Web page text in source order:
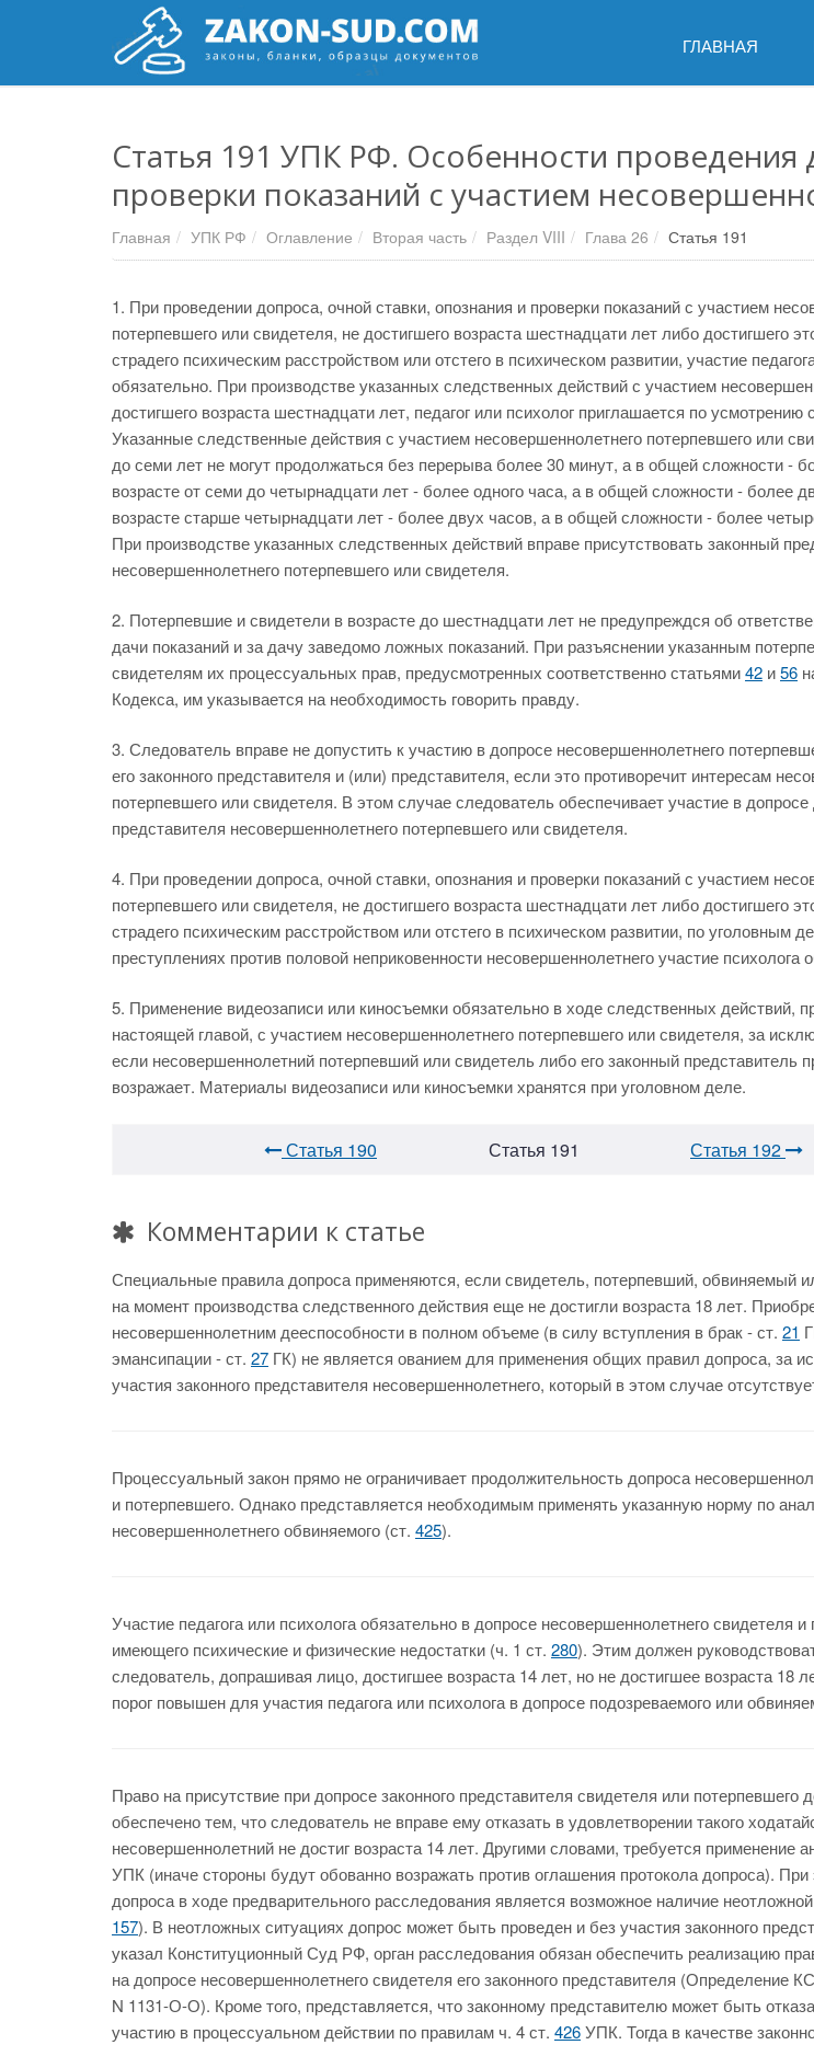
ГЛАВНАЯ
Статья 191 УПК РФ. Особенности проведения
проверки показаний с участием
Главная УПК РФ Оглавление Вторая часть Раздел VIII Глава 26 Статья 191
1. При проведении допроса, очной ставки, опознания и проверки показаний с участием
потерпевшего или свидетеля, не достигшего возраста шестнадцати лет либо достигшего
страдего психическим расстройством или отстего в психическом развитии, участие
обязательно. При производстве указанных следственных действий с участием
достигшего возраста шестнадцати лет, педагог или психолог приглашается по усмотрению
Указанные следственные действия с участием несовершеннолетнего потерпевшего или
до семи лет не могут продолжаться без перерыва более 30 минут, а в общей сложности -
возрасте от семи до четырнадцати лет - более одного часа, а в общей сложности - более
возрасте старше четырнадцати лет - более двух часов, а в общей сложности - более
При производстве указанных следственных действий вправе присутствовать законный
несовершеннолетнего потерпевшего или свидетеля.
2. Потерпевшие и свидетели в возрасте до шестнадцати лет не предупреждся об
дачи показаний и за дачу заведомо ложных показаний. При разъяснении указанным
свидетелям их процессуальных прав, предусмотренных соответственно статьями42 и56
Кодекса, им указывается на необходимость говорить правду.
3. Следователь вправе не допустить к участию в допросе несовершеннолетнего
его законного представителя и (или) представителя, если это противоречит интересам
потерпевшего или свидетеля. В этом случае следователь обеспечивает участие в допросе
представителя несовершеннолетнего потерпевшего или свидетеля.
4. При проведении допроса, очной ставки, опознания и проверки показаний с участием
потерпевшего или свидетеля, не достигшего возраста шестнадцати лет либо достигшего
страдего психическим расстройством или отстего в психическом развитии, по уголовным
преступлениях против половой неприковенности несовершеннолетнего участие психолога
5. Применение видеозаписи или киносъемки обязательно в ходе следственных действий,
настоящей главой, с участием несовершеннолетнего потерпевшего или свидетеля, за
если несовершеннолетний потерпевший или свидетель либо его законный представитель
возражает. Материалы видеозаписи или киносъемки хранятся при уголовном деле.
Статья 190 Статья 191 Статья 192
Комментарии к статье
Специальные правила допроса применяются, если свидетель, потерпевший, обвиняемый
на момент производства следственного действия еще не достигли возраста 18 лет.
несовершеннолетним дееспособности в полном объеме (в силу вступления в брак - ст. 21
эмансипации - ст. 27 ГК) не является ованием для применения общих правил допроса, за
участия законного представителя несовершеннолетнего, который в этом случае
Процессуальный закон прямо не ограничивает продолжительность допроса
и потерпевшего. Однако представляется необходимым применять указанную норму по
несовершеннолетнего обвиняемого (ст. 425).
Участие педагога или психолога обязательно в допросе несовершеннолетнего свидетеля и
имеющего психические и физические недостатки (ч. 1 ст. 280). Этим должен
следователь, допрашивая лицо, достигшее возраста 14 лет, но не достигшее возраста 18
порог повышен для участия педагога или психолога в допросе подозреваемого или
Право на присутствие при допросе законного представителя свидетеля или потерпевшего
обеспечено тем, что следователь не вправе ему отказать в удовлетворении такого
несовершеннолетний не достиг возраста 14 лет. Другими словами, требуется применение
УПК (иначе стороны будут обованно возражать против оглашения протокола допроса).
допроса в ходе предварительного расследования является возможное наличие
157). В неотложных ситуациях допрос может быть проведен и без участия законного
указал Конституционный Суд РФ, орган расследования обязан обеспечить реализацию
на допросе несовершеннолетнего свидетеля его законного представителя (Определение
N 1131-О-О). Кроме того, представляется, что законному представителю может быть
участию в процессуальном действии по правилам ч. 4 ст. 426УПК. Тогда в качестве